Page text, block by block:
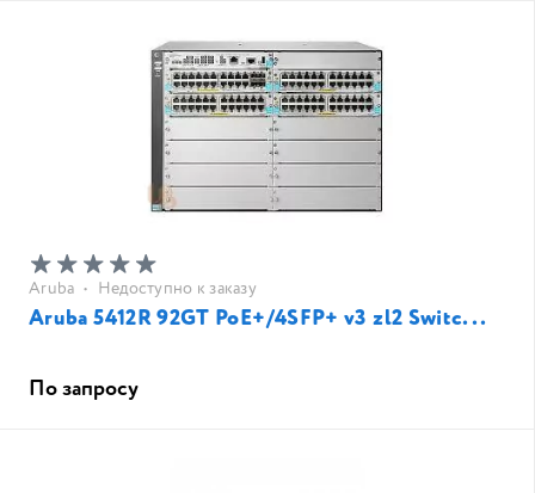
Aruba • Недоступно к заказу
Aruba 5412R 92GT PoE+/4SFP+ v3 zl2 Switc...
По запросу